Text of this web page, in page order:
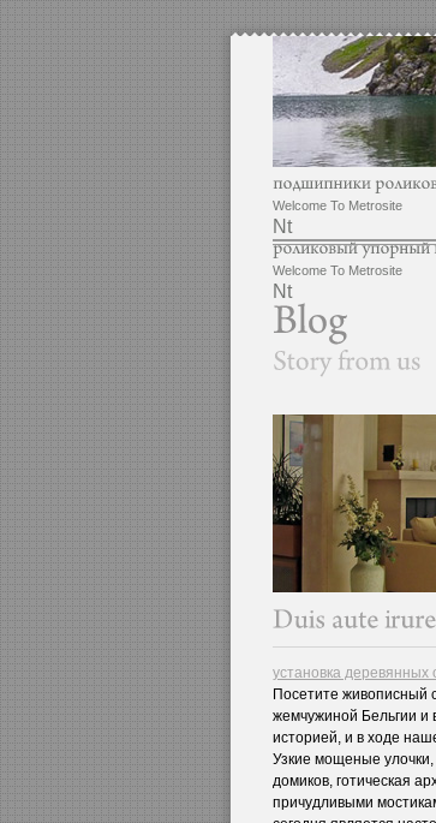
Welcome To Metrosite
Nt
Welcome To Metrosite
Nt
установка деревянных
Посетите живописный
жемчужиной Бельгии и
историей, и в ходе
Узкие мощеные
домиков, готическая
причудливыми